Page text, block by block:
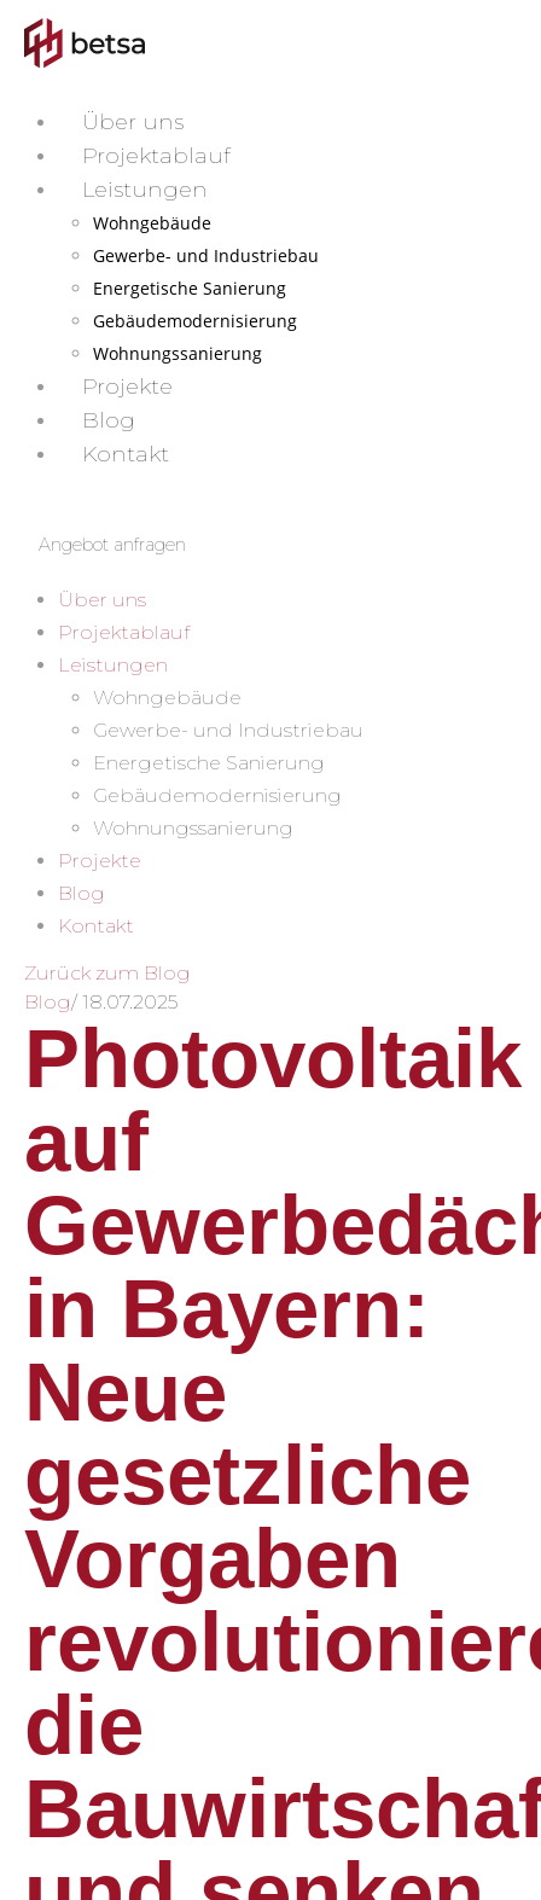
Über uns
Projektablauf
Leistungen
Wohngebäude
Gewerbe- und Industriebau
Energetische Sanierung
Gebäudemodernisierung
Wohnungssanierung
Projekte
Blog
Kontakt
Angebot anfragen
Über uns
Projektablauf
Leistungen
Wohngebäude
Gewerbe- und Industriebau
Energetische Sanierung
Gebäudemodernisierung
Wohnungssanierung
Projekte
Blog
Kontakt
Zurück zum Blog
Blog/ 18.07.2025
Photovoltaik
auf
in Bayern:
Neue
gesetzliche
Vorgaben
die